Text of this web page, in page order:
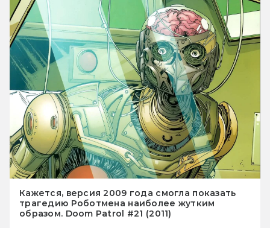
Кажется, версия 2009 года смогла показать
трагедию Роботмена наиболее жутким
образом. Doom Patrol #21 (2011)